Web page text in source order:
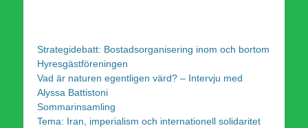
Strategidebatt: Bostadsorganisering inom och bortom
Hyresgästföreningen
Vad är naturen egentligen värd? – Intervju med
Alyssa Battistoni
Sommarinsamling
Tema: Iran, imperialism och internationell solidaritet